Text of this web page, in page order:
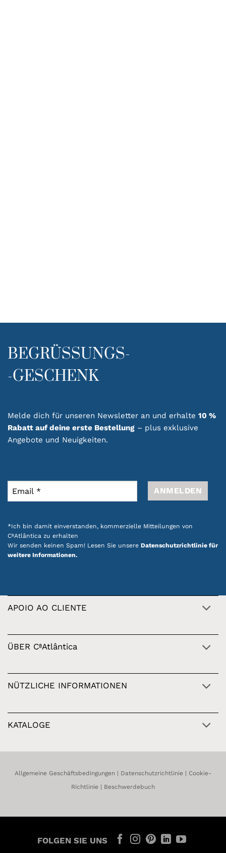
BEGRÜSSUNGS-
-GESCHENK
Melde dich für unseren Newsletter an und erhalte 10 %
Rabatt auf deine erste Bestellung – plus exklusive
Angebote und Neuigkeiten.
*Ich bin damit einverstanden, kommerzielle Mitteilungen von
CªAtlântica zu erhalten
Wir senden keinen Spam! Lesen Sie unsere Datenschutzrichtlinie für
weitere Informationen.
APOIO AO CLIENTE
ÜBER CªAtlântica
NÜTZLICHE INFORMATIONEN
KATALOGE
Allgemeine Geschäftsbedingungen | Datenschutzrichtlinie | Cookie-
Richtlinie | Beschwerdebuch
FOLGEN SIE UNS